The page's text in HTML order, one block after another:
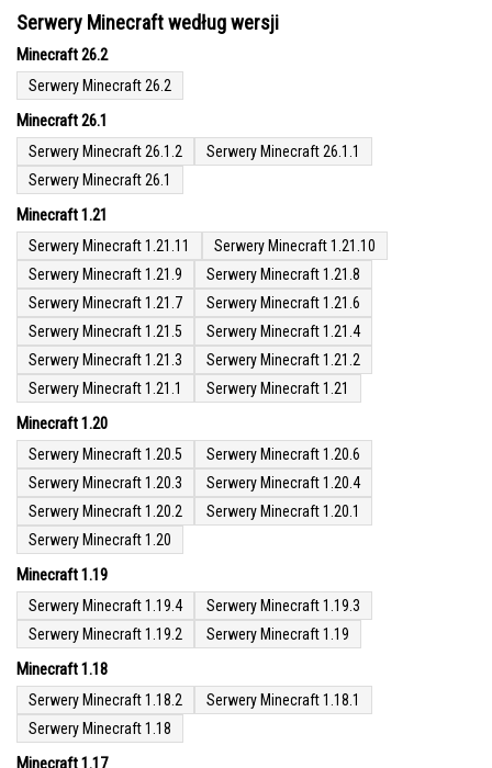
Serwery Minecraft według wersji
Minecraft 26.2
Serwery Minecraft 26.2
Minecraft 26.1
Serwery Minecraft 26.1.2
Serwery Minecraft 26.1.1
Serwery Minecraft 26.1
Minecraft 1.21
Serwery Minecraft 1.21.11
Serwery Minecraft 1.21.10
Serwery Minecraft 1.21.9
Serwery Minecraft 1.21.8
Serwery Minecraft 1.21.7
Serwery Minecraft 1.21.6
Serwery Minecraft 1.21.5
Serwery Minecraft 1.21.4
Serwery Minecraft 1.21.3
Serwery Minecraft 1.21.2
Serwery Minecraft 1.21.1
Serwery Minecraft 1.21
Minecraft 1.20
Serwery Minecraft 1.20.5
Serwery Minecraft 1.20.6
Serwery Minecraft 1.20.3
Serwery Minecraft 1.20.4
Serwery Minecraft 1.20.2
Serwery Minecraft 1.20.1
Serwery Minecraft 1.20
Minecraft 1.19
Serwery Minecraft 1.19.4
Serwery Minecraft 1.19.3
Serwery Minecraft 1.19.2
Serwery Minecraft 1.19
Minecraft 1.18
Serwery Minecraft 1.18.2
Serwery Minecraft 1.18.1
Serwery Minecraft 1.18
Minecraft 1.17